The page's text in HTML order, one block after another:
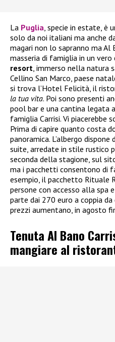
La Puglia , specie in estate, è
solo da noi italiani ma anche
magari non lo sapranno ma
masseria di famiglia in un vero
resort , immerso nella natura
Cellino San Marco, paese
si trova l’Hotel Felicità, il
la tua vita. Poi sono presenti
pool bar e una cantina legata
famiglia Carrisi. Vi piacerebbe
Prima di capire quanto costa
panoramica. L’albergo
suite, arredate in stile rustico
seconda della stagione, sul
ma i pacchetti consentono di
esempio, il pacchetto Rituale
persone con accesso alla spa
parte dai 270 euro a coppia
prezzi aumentano, in agosto
Tenuta Al Bano
mangiare al